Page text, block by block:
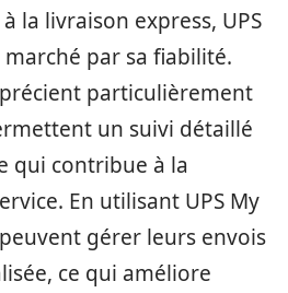
la livraison express, UPS
marché par sa fiabilité.
particulièrement
un suivi détaillé
qui contribue à la
En utilisant UPS My
gérer leurs envois
ce qui améliore